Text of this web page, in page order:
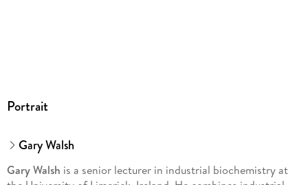
Portrait
Gary Walsh
Gary Walsh is a senior lecturer in industrial biochemistry at